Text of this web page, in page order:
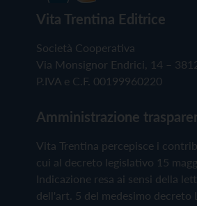
Vita Trentina Editrice
Società Cooperativa
Via Monsignor Endrici, 14 –
P.IVA e C.F. 00199960220
Amministrazione
Vita Trentina percepisce i
cui al decreto legislativo 15
Indicazione resa ai sensi della
dell'art. 5 del medesimo decreto